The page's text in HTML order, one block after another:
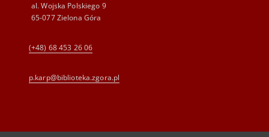
al. Wojska Polskiego 9
65-077 Zielona Góra
(+48) 68 453 26 06
p.karp@biblioteka.zgora.pl